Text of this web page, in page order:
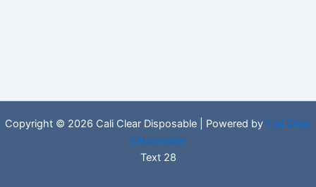
Copyright © 2026 Cali Clear Disposable | Powered by Cali Clear
Disposable
Text 28